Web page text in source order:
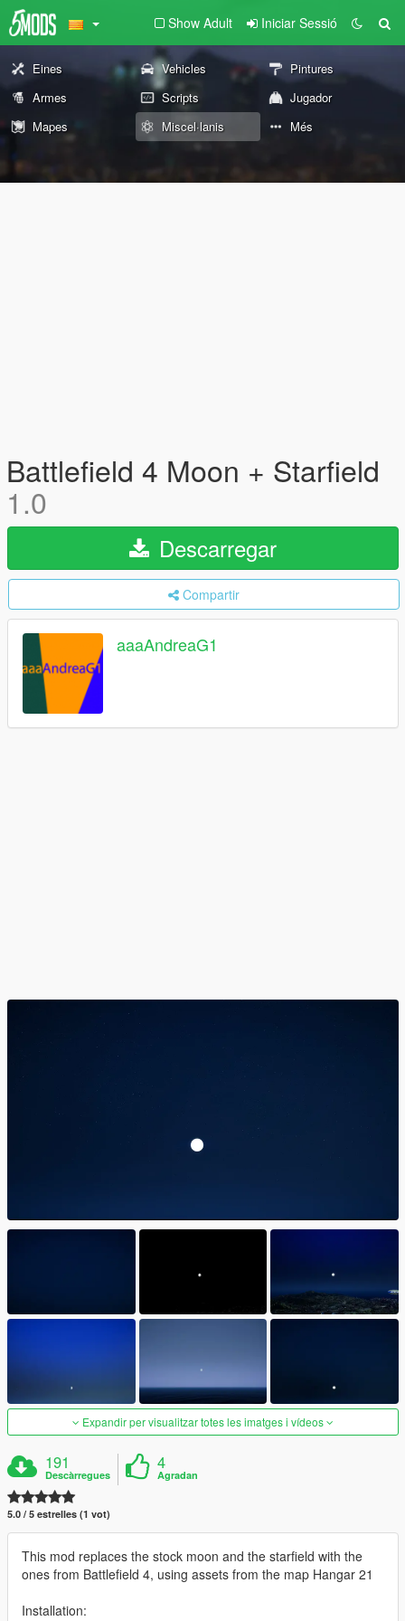
Show Adult Iniciar Sessió
Eines Vehicles
Pintures
Armes
Scripts
Jugador
Mapes
Miscel·lanis Més
Battlefield 4 Moon + Starfield
1.0
Descarregar
Compartir
aaaAndreaG1
Expandir per visualitzar totes les imatges i vídeos
191
Descàrregues
4
Agradan
5.0 / 5 estrelles (1 vot)
This mod replaces the stock moon and the starfield with the
ones from Battlefield 4, using assets from the map Hangar 21
Installation: